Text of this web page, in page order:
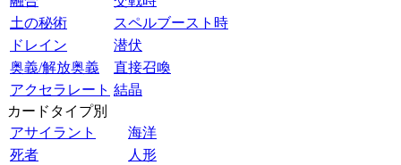
土の秘術
スペルブースト時
ドレイン
潜伏
奥義/解放奥義
直接召喚
アクセラレート 結晶
カードタイプ別
アサイラント
海洋
死者
人形